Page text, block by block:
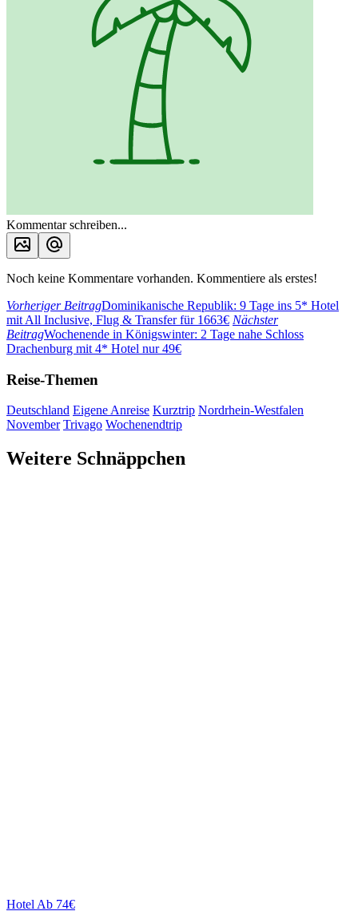
Kommentar schreiben...
Noch keine Kommentare vorhanden. Kommentiere als erstes!
Vorheriger BeitragDominikanische Republik: 9 Tage ins 5* Hotel
mit All Inclusive, Flug & Transfer für 1663€ Nächster
BeitragWochenende in Königswinter: 2 Tage nahe Schloss
Drachenburg mit 4* Hotel nur 49€
Reise-Themen
Deutschland Eigene Anreise Kurztrip Nordrhein-Westfalen
November Trivago Wochenendtrip
Weitere Schnäppchen
Hotel Ab 74€